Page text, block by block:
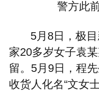
警方此
5月8日，极
家20多岁女子袁
留。5月9日，程
收货人化名“文女